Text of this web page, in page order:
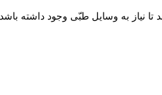
نياز به وسايل طبّى وجود داشته